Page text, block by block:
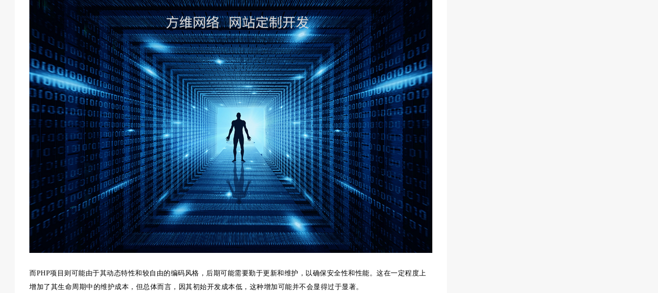
而PHP项目则可能由于其动态特性和较自由的编码风格，后期可能需要勤于更新和维护，以确保安全性和性能。这在一定程度上
增加了其生命周期中的维护成本，但总体而言，因其初始开发成本低，这种增加可能并不会显得过于显著。